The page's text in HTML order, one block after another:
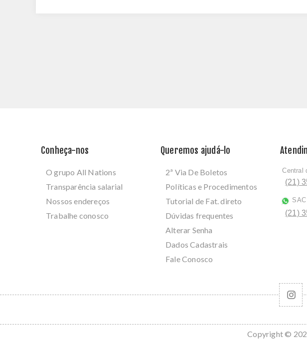
Conheça-nos
O grupo All Nations
Transparência salarial
Nossos endereços
Trabalhe conosco
Queremos ajudá-lo
2ª Via De Boletos
Políticas e Procedimentos
Tutorial de Fat. direto
Dúvidas frequentes
Alterar Senha
Dados Cadastrais
Fale Conosco
ﾠCentral
(21)
(21)
Copyright ©